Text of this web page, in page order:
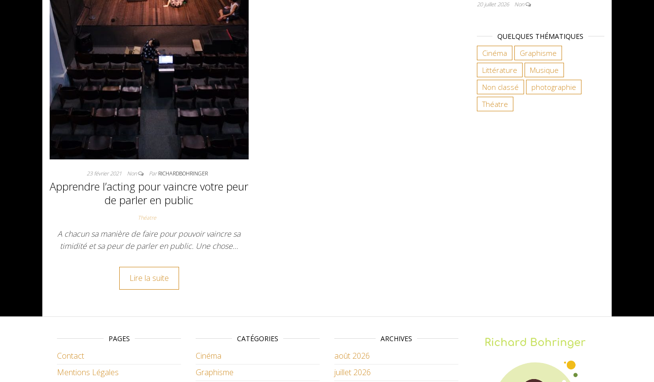
23 février 2021 Non ParRICHARDBOHRINGER
Apprendre l’acting pour vaincre votre peur
de parler en public
Théatre
A chacun sa manière de faire pour pouvoir vaincre sa
timidité et sa peur de parler en public. Une chose…
Lire la suite
20 juillet 2026 Non
QUELQUES THÉMATIQUES
Cinéma
Graphisme
Littérature
Musique
Non classé
photographie
Théatre
PAGES
Contact
Mentions Légales
CATÉGORIES
Cinéma
Graphisme
ARCHIVES
août 2026
juillet 2026